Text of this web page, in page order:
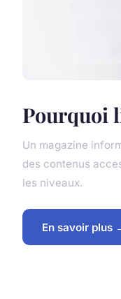
Pourquoi
Un magazine
des contenus
les niveaux.
En savoir plus